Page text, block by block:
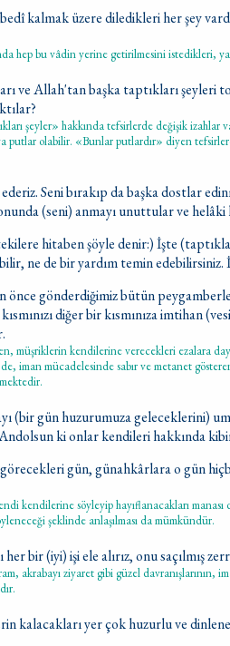
kalmak üzere diledikleri her şey
hep bu vâdin yerine getirilmesini istedikleri,
ve Allah'tan başka taptıkları şeyleri
şeyler» hakkında tefsirlerde değişik izahlar
putlar olabilir. «Bunlar putlardır» diyen
Seni bırakıp da başka dostlar
(seni) anmayı unuttular ve
hitaben şöyle denir:) İşte
ne de bir yardım temin
önce gönderdiğimiz bütün
diğer bir kısmınıza imtihan
müşriklerin kendilerine verecekleri ezalara
iman mücadelesinde sabır ve metanet
(bir gün huzurumuza geleceklerini)
ki onlar kendileri hakkında
gün, günahkârlara o gün
kendilerine söyleyip hayıflanacakları
şeklinde anlaşılması da mümkündür.
bir (iyi) işi ele alırız, onu saçılmış
akrabayı ziyaret gibi güzel davranışlarının,
kalacakları yer çok huzurlu ve